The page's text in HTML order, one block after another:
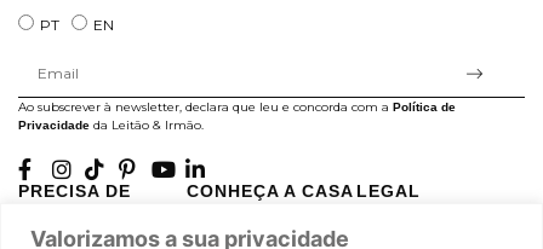
Valorizamos a sua privacidade
PT
EN
Ao subscrever à newsletter, declara que leu e concorda com a Política de
Privacidade da Leitão & Irmão.
PRECISA DE
A minha conta
CONHEÇA A CASA
História
LEGAL